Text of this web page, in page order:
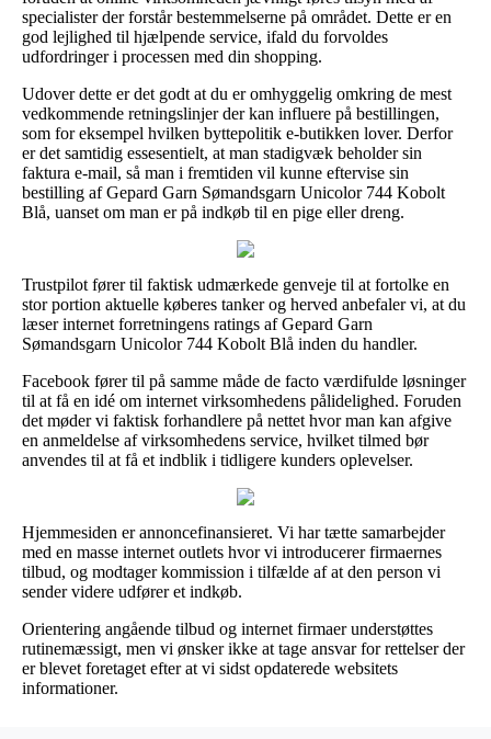
specialister der forstår bestemmelserne på området. Dette er en
god lejlighed til hjælpende service, ifald du forvoldes
udfordringer i processen med din shopping.
Udover dette er det godt at du er omhyggelig omkring de mest
vedkommende retningslinjer der kan influere på bestillingen,
som for eksempel hvilken byttepolitik e-butikken lover. Derfor
er det samtidig essesentielt, at man stadigvæk beholder sin
faktura e-mail, så man i fremtiden vil kunne eftervise sin
bestilling af Gepard Garn Sømandsgarn Unicolor 744 Kobolt
Blå, uanset om man er på indkøb til en pige eller dreng.
Trustpilot fører til faktisk udmærkede genveje til at fortolke en
stor portion aktuelle køberes tanker og herved anbefaler vi, at du
læser internet forretningens ratings af Gepard Garn
Sømandsgarn Unicolor 744 Kobolt Blå inden du handler.
Facebook fører til på samme måde de facto værdifulde løsninger
til at få en idé om internet virksomhedens pålidelighed. Foruden
det møder vi faktisk forhandlere på nettet hvor man kan afgive
en anmeldelse af virksomhedens service, hvilket tilmed bør
anvendes til at få et indblik i tidligere kunders oplevelser.
Hjemmesiden er annoncefinansieret. Vi har tætte samarbejder
med en masse internet outlets hvor vi introducerer firmaernes
tilbud, og modtager kommission i tilfælde af at den person vi
sender videre udfører et indkøb.
Orientering angående tilbud og internet firmaer understøttes
rutinemæssigt, men vi ønsker ikke at tage ansvar for rettelser der
er blevet foretaget efter at vi sidst opdaterede websitets
informationer.